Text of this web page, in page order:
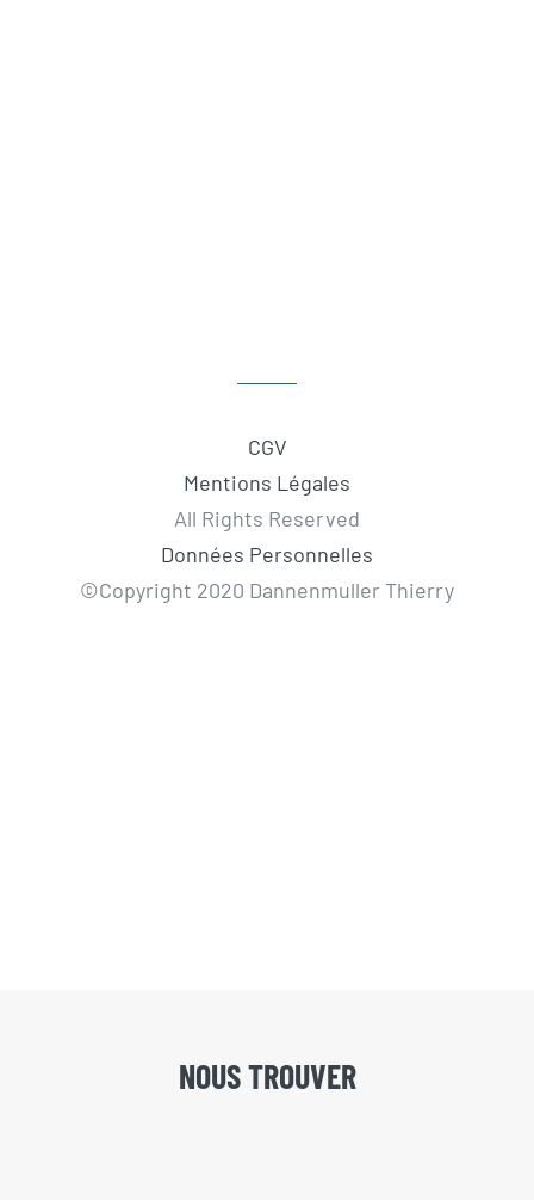
CGV
Mentions Légales
All Rights Reserved
Données Personnelles
©Copyright 2020 Dannenmuller Thierry
NOUS TROUVER